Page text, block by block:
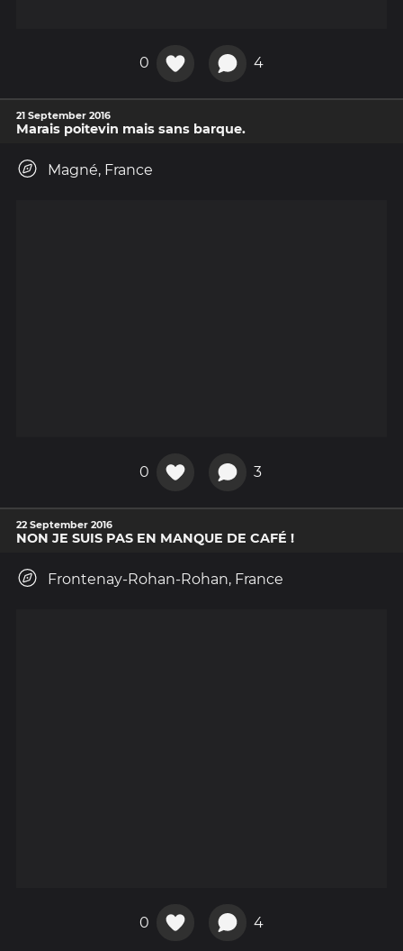
0 4
21 September 2016
Marais poitevin mais sans barque.
Magné, France
0 3
22 September 2016
NON JE SUIS PAS EN MANQUE DE CAFÉ !
Frontenay-Rohan-Rohan, France
0 4